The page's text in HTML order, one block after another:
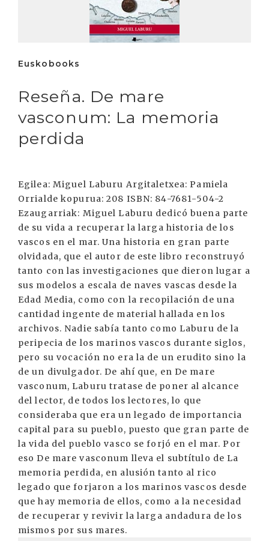
Euskobooks
Reseña. De mare
vasconum: La memoria
perdida
Egilea: Miguel Laburu Argitaletxea: Pamiela
Orrialde kopurua: 208 ISBN: 84-7681-504-2
Ezaugarriak: Miguel Laburu dedicó buena parte
de su vida a recuperar la larga historia de los
vascos en el mar. Una historia en gran parte
olvidada, que el autor de este libro reconstruyó
tanto con las investigaciones que dieron lugar a
sus modelos a escala de naves vascas desde la
Edad Media, como con la recopilación de una
cantidad ingente de material hallada en los
archivos. Nadie sabía tanto como Laburu de la
peripecia de los marinos vascos durante siglos,
pero su vocación no era la de un erudito sino la
de un divulgador. De ahí que, en De mare
vasconum, Laburu tratase de poner al alcance
del lector, de todos los lectores, lo que
consideraba que era un legado de importancia
capital para su pueblo, puesto que gran parte de
la vida del pueblo vasco se forjó en el mar. Por
eso De mare vasconum lleva el subtítulo de La
memoria perdida, en alusión tanto al rico
legado que forjaron a los marinos vascos desde
que hay memoria de ellos, como a la necesidad
de recuperar y revivir la larga andadura de los
mismos por sus mares.